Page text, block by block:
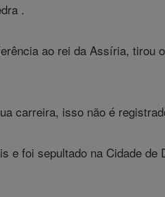
.
ao rei da Assíria,
carreira, isso não é
e foi sepultado na Cidade